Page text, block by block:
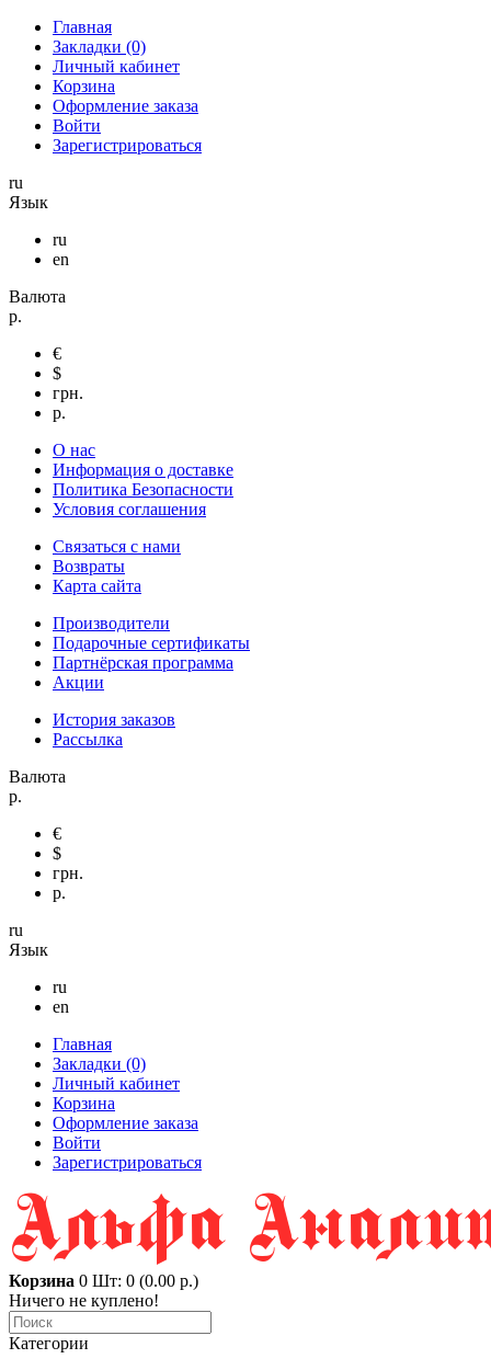
Главная
Закладки (0)
Личный кабинет
Корзина
Оформление заказа
Войти
Зарегистрироваться
ru
Язык
ru
en
Валюта
р.
€
$
грн.
р.
О нас
Информация о доставке
Политика Безопасности
Условия соглашения
Связаться с нами
Возвраты
Карта сайта
Производители
Подарочные сертификаты
Партнёрская программа
Акции
История заказов
Рассылка
Валюта
р.
€
$
грн.
р.
ru
Язык
ru
en
Главная
Закладки (0)
Личный кабинет
Корзина
Оформление заказа
Войти
Зарегистрироваться
Корзина 0 Шт: 0 (0.00 р.)
Ничего не куплено!
Категории